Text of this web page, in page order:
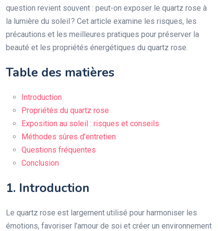
question revient souvent : peut-on exposer le quartz rose à
la lumière du soleil ? Cet article examine les risques, les
précautions et les meilleures pratiques pour préserver la
beauté et les propriétés énergétiques du quartz rose.
Table des matières
Introduction
Propriétés du quartz rose
Exposition au soleil : risques et conseils
Méthodes sûres d’entretien
Questions fréquentes
Conclusion
1. Introduction
Le quartz rose est largement utilisé pour harmoniser les
émotions, favoriser l’amour de soi et créer un environnement